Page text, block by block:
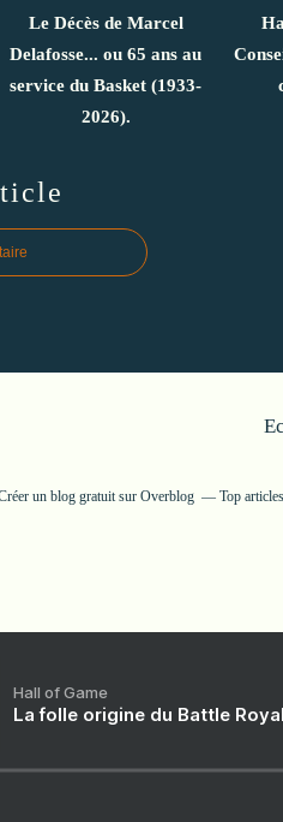
Le Décès de Marcel
Delafosse... ou 65 ans au
service du Basket (1933-
2026).
un blog gratuit sur Overblog Top articles
Hall of Game
La folle origine du Battle